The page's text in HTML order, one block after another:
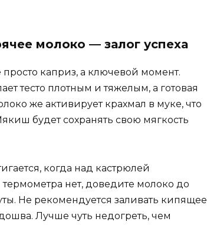
молоко — залог успеха
каприз, а ключевой момент.
тесто плотным и тяжелым, а готовая
же активирует крахмал в муке, что
будет сохранять свою мягкость
когда над кастрюлей
нет, доведите молоко до
Не рекомендуется заливать кипящее
Лучше чуть недогреть, чем